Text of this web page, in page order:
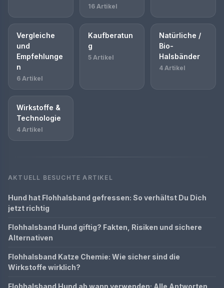
16 Artikel
Vergleiche
und
Empfehlunge
n
6 Artikel
Kaufberatun
g
5 Artikel
Natürliche /
Bio-
Halsbänder
4 Artikel
Wirkstoffe &
Technologie
4 Artikel
AKTUELL BESUCHTE ARTIKEL
Hund hat Flohhalsband gefressen: So verhältst Du Dich
jetzt richtig
Flohhalsband Hund giftig? Fakten, Risiken und sichere
Alternativen
Flohhalsband Katze Chemie: Wie sicher sind die
Wirkstoffe wirklich?
Flohhalsband Hund ab wann verwenden: Alle Antworten